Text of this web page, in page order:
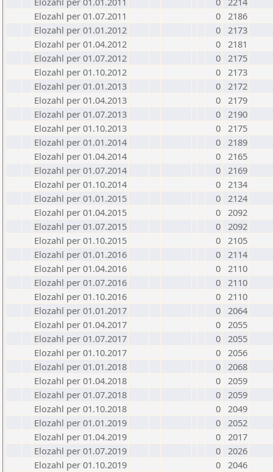
Elozahl per 01.07.2011
0 2186
Elozahl per 01.01.2012
0 2173
Elozahl per 01.04.2012
0 2181
Elozahl per 01.07.2012
0 2175
Elozahl per 01.10.2012
0 2173
Elozahl per 01.01.2013
0 2172
Elozahl per 01.04.2013
0 2179
Elozahl per 01.07.2013
0 2190
Elozahl per 01.10.2013
0 2175
Elozahl per 01.01.2014
0 2189
Elozahl per 01.04.2014
0 2165
Elozahl per 01.07.2014
0 2169
Elozahl per 01.10.2014
0 2134
Elozahl per 01.01.2015
0 2124
Elozahl per 01.04.2015
0 2092
Elozahl per 01.07.2015
0 2092
Elozahl per 01.10.2015
0 2105
Elozahl per 01.01.2016
0 2114
Elozahl per 01.04.2016
0 2110
Elozahl per 01.07.2016
0 2110
Elozahl per 01.10.2016
0 2110
Elozahl per 01.01.2017
0 2064
Elozahl per 01.04.2017
0 2055
Elozahl per 01.07.2017
0 2055
Elozahl per 01.10.2017
0 2056
Elozahl per 01.01.2018
0 2068
Elozahl per 01.04.2018
0 2059
Elozahl per 01.07.2018
0 2059
Elozahl per 01.10.2018
0 2049
Elozahl per 01.01.2019
0 2052
Elozahl per 01.04.2019
0 2017
Elozahl per 01.07.2019
0 2026
Elozahl per 01.10.2019
0 2046